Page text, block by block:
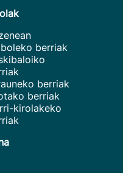
berriak
berriak
berriak
kirolakeko